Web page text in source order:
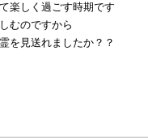
楽しく過ごす時期です
むのですから
を見送れましたか？？